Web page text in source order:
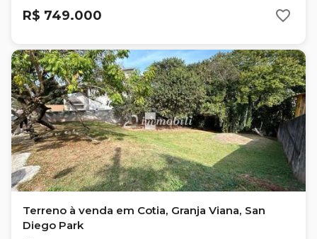
R$ 749.000
Terreno à venda em Cotia, Granja Viana, San
Diego Park